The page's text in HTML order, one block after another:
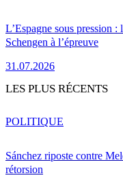
L’Espagne sous pression
Schengen à l’épreuve
31.07.2026
LES PLUS RÉCENTS
Sánchez riposte contre
rétorsion
POLITIQUE